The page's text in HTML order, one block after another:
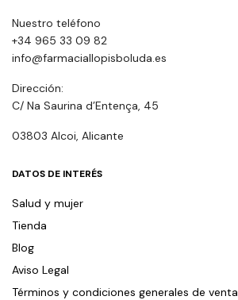
Nuestro teléfono
+34 965 33 09 82
info@farmaciallopisboluda.es
Dirección:
C/ Na Saurina d’Entença, 45
03803 Alcoi, Alicante
DATOS DE INTERÉS
Salud y mujer
Tienda
Blog
Aviso Legal
Términos y condiciones generales de venta